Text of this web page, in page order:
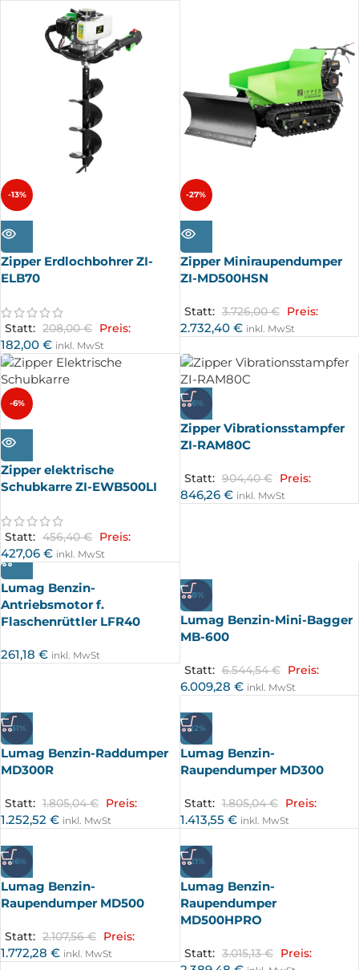
-13%
AUSV
ERKA
Zipper Erdlochbohrer ZI-
ELB70
Statt: 208,00€ Preis:
182,00 € inkl. MwSt
-27%
AUSV
ERKA
UFT
Zipper Miniraupendumper
ZI-MD500HSN
Statt: 3.726,00€ Preis:
2.732,40 € inkl. MwSt
-6%
AUSV
ERKA
Zipper elektrische
Schubkarre ZI-EWB500LI
Statt: 456,40€ Preis:
427,06 € inkl. MwSt
-6%
Zipper Vibrationsstampfer
ZI-RAM80C
Statt: 904,40€ Preis:
846,26 € inkl. MwSt
Lumag Benzin-
Antriebsmotor f.
Flaschenrüttler LFR40
261,18 € inkl. MwSt
-8%
Lumag Benzin-Mini-Bagger
MB-600
Statt: 6.544,54€ Preis:
6.009,28 € inkl. MwSt
-31%
Lumag Benzin-Raddumper
MD300R
Statt: 1.805,04€ Preis:
1.252,52 € inkl. MwSt
-22%
Lumag Benzin-
Raupendumper MD300
Statt: 1.805,04€ Preis:
1.413,55 € inkl. MwSt
-16%
Lumag Benzin-
Raupendumper MD500
Statt: 2.107,56€ Preis:
1.772,28 € inkl. MwSt
-21%
Lumag Benzin-
Raupendumper
MD500HPRO
Statt: 3.015,13€ Preis: